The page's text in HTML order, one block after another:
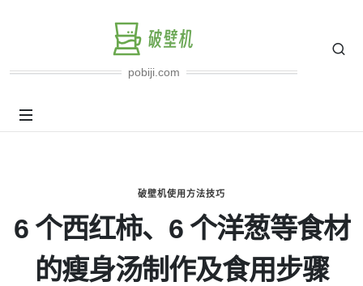
pobiji.com
破壁机使用方法技巧
6 个西红柿、6 个洋葱等食材
的瘦身汤制作及食用步骤